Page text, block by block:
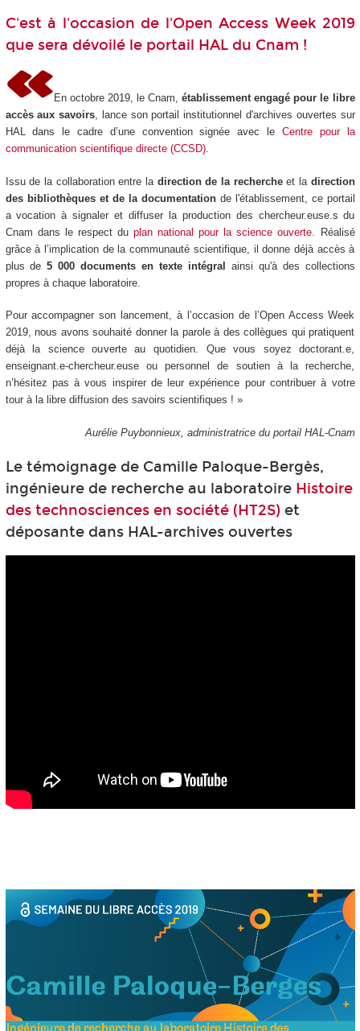
C'est à l'occasion de l'Open Access Week 2019
que sera dévoilé le portail HAL du Cnam !
En octobre 2019, le Cnam,établissement engagé pour le libre
accès aux savoirs, lance son portail institutionnel d'archives ouvertes sur
HAL dans le cadre d’une convention signée avec le Centre pour la
communication scientifique directe (CCSD).
Issu de la collaboration entre la direction de la rechercheet la direction
des bibliothèques et de la documentationde l'établissement, ce portail
a vocation à signaler et diffuser la production des chercheur.euse.s du
Cnam dans le respect du plan national pour la science ouverte . Réalisé
grâce à l’implication de la communauté scientifique, il donne déjà accès à
plus de5 000 documents en texte intégral ainsi qu'à des collections
propres à chaque laboratoire.
Pour accompagner son lancement, à l’occasion de l’Open Access Week
2019, nous avons souhaité donner la parole à des collègues qui pratiquent
déjà la science ouverte au quotidien. Que vous soyez doctorant.e,
enseignant.e-chercheur.euse ou personnel de soutien à la recherche,
n’hésitez pas à vous inspirer de leur expérience pour contribuer à votre
tour à la libre diffusion des savoirs scientifiques ! »
Aurélie Puybonnieux, administratrice du portail HAL-Cnam
Le témoignage de Camille Paloque-Bergès,
ingénieure de recherche au laboratoire Histoire
des technosciences en société (HT2S) et
déposante dans HAL-archives ouvertes